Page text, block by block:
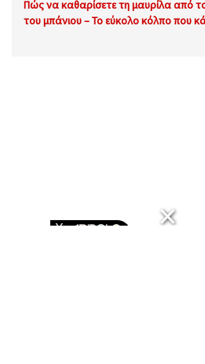
Πώς να καθαρίσετε τη μαυρίλα από
του μπάνιου – Το εύκολο κόλπο που